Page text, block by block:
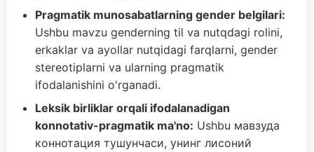
Pragmatik munosabatlarning gender belgilari:
Ushbu mavzu genderning til va nutqdagi rolini,
erkaklar va ayollar nutqidagi farqlarni, gender
stereotiplarni va ularning pragmatik
ifodalanishini o'rganadi.
Leksik birliklar orqali ifodalanadigan
konnotativ-pragmatik ma'no: Ushbu мавзуда
коннотация тушунчаси, унинг лисоний